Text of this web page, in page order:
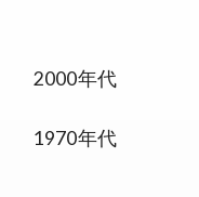
2000年代
1970年代